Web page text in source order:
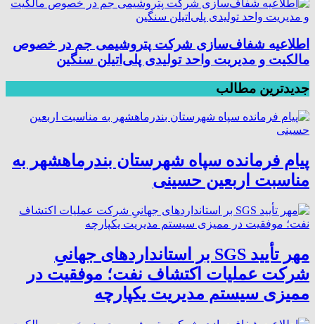
اطلاعیه شفاف‌سازی شرکت پتروشیمی جم در خصوص
مالکیت و مدیریت واحد تولیدی پلی‌اتیلن سنگین
جدیدترین مطالب
پیام فرمانده سپاه شهرستان بندرماهشهر به
مناسبت اربعین حسینی
مهر تأیید SGS بر استانداردهای جهانیِ
شرکت عملیات اکتشاف نفت؛ موفقیت در
ممیزی سیستم مدیریت یکپارچه